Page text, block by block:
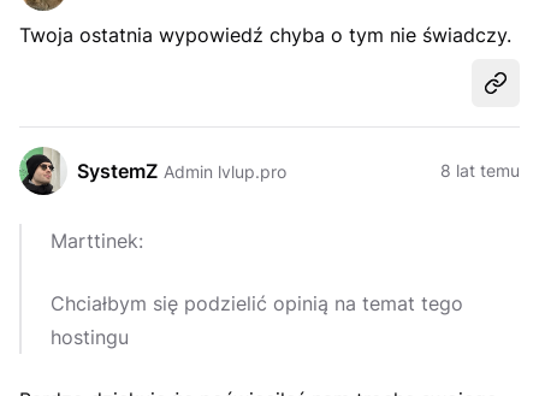
Twoja ostatnia wypowiedź chyba o tym nie świadczy.
SystemZ Admin lvlup.pro 8 lat temu
Marttinek:
Chciałbym się podzielić opinią na temat tego
hostingu